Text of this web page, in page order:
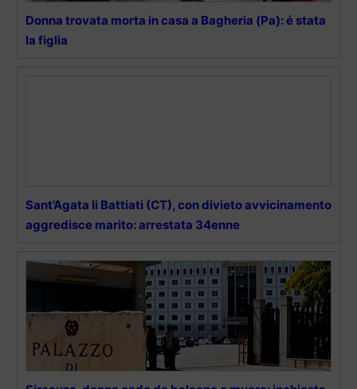
Donna trovata morta in casa a Bagheria (Pa): é stata
la figlia
Sant’Agata li Battiati (CT), con divieto avvicinamento
aggredisce marito: arrestata 34enne